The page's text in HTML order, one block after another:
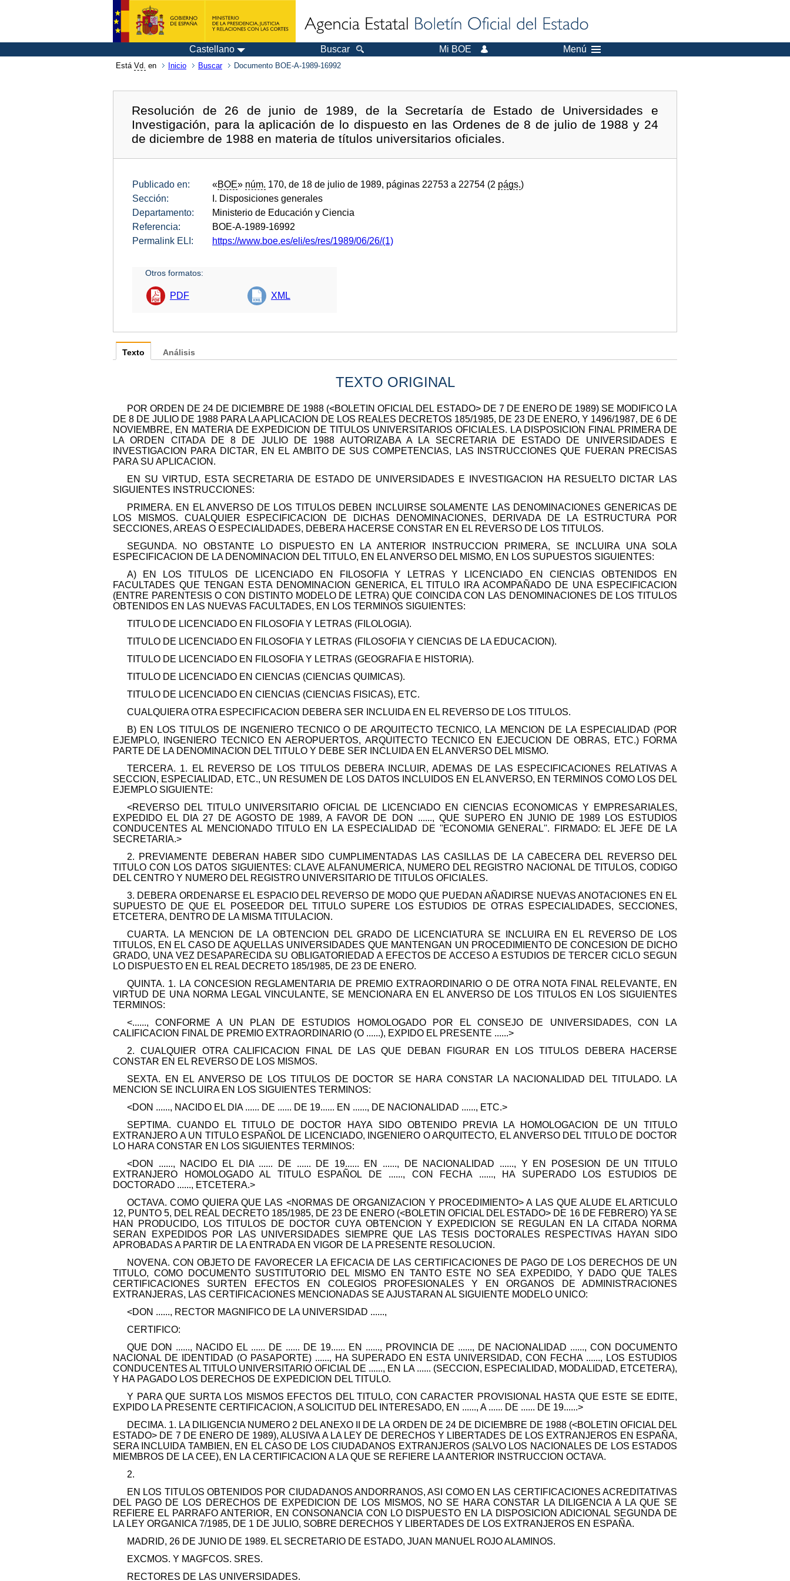
Castellano Buscar Mi BOE Menú
Está Vd. en Inicio Buscar Documento BOE-A-1989-16992
Resolución de 26 de junio de 1989, de la Secretaría de Estado de Universidades e
Investigación, para la aplicación de lo dispuesto en las Ordenes de 8 de julio de 1988 y 24
de diciembre de 1988 en materia de títulos universitarios oficiales.
Publicado en: «BOE» núm. 170, de 18 de julio de 1989, páginas 22753 a 22754 (2 págs.)
Sección:
I. Disposiciones generales
Departamento:
Ministerio de Educación y Ciencia
Referencia:
BOE-A-1989-16992
Permalink ELI:
https://www.boe.es/eli/es/res/1989/06/26/(1)
Otros formatos:
PDF XML
Texto
TEXTO ORIGINAL
POR ORDEN DE 24 DE DICIEMBRE DE 1988 (<BOLETIN OFICIAL DEL ESTADO> DE 7 DE ENERO DE 1989) SE MODIFICO LA
DE 8 DE JULIO DE 1988 PARA LA APLICACION DE LOS REALES DECRETOS 185/1985, DE 23 DE ENERO, Y 1496/1987, DE 6 DE
NOVIEMBRE, EN MATERIA DE EXPEDICION DE TITULOS UNIVERSITARIOS OFICIALES. LA DISPOSICION FINAL PRIMERA DE
LA ORDEN CITADA DE 8 DE JULIO DE 1988 AUTORIZABA A LA SECRETARIA DE ESTADO DE UNIVERSIDADES E
INVESTIGACION PARA DICTAR, EN EL AMBITO DE SUS COMPETENCIAS, LAS INSTRUCCIONES QUE FUERAN PRECISAS
PARA SU APLICACION.
EN SU VIRTUD, ESTA SECRETARIA DE ESTADO DE UNIVERSIDADES E INVESTIGACION HA RESUELTO DICTAR LAS
SIGUIENTES INSTRUCCIONES:
PRIMERA. EN EL ANVERSO DE LOS TITULOS DEBEN INCLUIRSE SOLAMENTE LAS DENOMINACIONES GENERICAS DE
LOS MISMOS. CUALQUIER ESPECIFICACION DE DICHAS DENOMINACIONES, DERIVADA DE LA ESTRUCTURA POR
SECCIONES, AREAS O ESPECIALIDADES, DEBERA HACERSE CONSTAR EN EL REVERSO DE LOS TITULOS.
SEGUNDA. NO OBSTANTE LO DISPUESTO EN LA ANTERIOR INSTRUCCION PRIMERA, SE INCLUIRA UNA SOLA
ESPECIFICACION DE LA DENOMINACION DEL TITULO, EN EL ANVERSO DEL MISMO, EN LOS SUPUESTOS SIGUIENTES:
A) EN LOS TITULOS DE LICENCIADO EN FILOSOFIA Y LETRAS Y LICENCIADO EN CIENCIAS OBTENIDOS EN
FACULTADES QUE TENGAN ESTA DENOMINACION GENERICA, EL TITULO IRA ACOMPAÑADO DE UNA ESPECIFICACION
(ENTRE PARENTESIS O CON DISTINTO MODELO DE LETRA) QUE COINCIDA CON LAS DENOMINACIONES DE LOS TITULOS
OBTENIDOS EN LAS NUEVAS FACULTADES, EN LOS TERMINOS SIGUIENTES:
TITULO DE LICENCIADO EN FILOSOFIA Y LETRAS (FILOLOGIA).
TITULO DE LICENCIADO EN FILOSOFIA Y LETRAS (FILOSOFIA Y CIENCIAS DE LA EDUCACION).
TITULO DE LICENCIADO EN FILOSOFIA Y LETRAS (GEOGRAFIA E HISTORIA).
TITULO DE LICENCIADO EN CIENCIAS (CIENCIAS QUIMICAS).
TITULO DE LICENCIADO EN CIENCIAS (CIENCIAS FISICAS), ETC.
CUALQUIERA OTRA ESPECIFICACION DEBERA SER INCLUIDA EN EL REVERSO DE LOS TITULOS.
B) EN LOS TITULOS DE INGENIERO TECNICO O DE ARQUITECTO TECNICO, LA MENCION DE LA ESPECIALIDAD (POR
EJEMPLO, INGENIERO TECNICO EN AEROPUERTOS, ARQUITECTO TECNICO EN EJECUCION DE OBRAS, ETC.) FORMA
PARTE DE LA DENOMINACION DEL TITULO Y DEBE SER INCLUIDA EN EL ANVERSO DEL MISMO.
TERCERA. 1. EL REVERSO DE LOS TITULOS DEBERA INCLUIR, ADEMAS DE LAS ESPECIFICACIONES RELATIVAS A
SECCION, ESPECIALIDAD, ETC., UN RESUMEN DE LOS DATOS INCLUIDOS EN EL ANVERSO, EN TERMINOS COMO LOS DEL
EJEMPLO SIGUIENTE:
<REVERSO DEL TITULO UNIVERSITARIO OFICIAL DE LICENCIADO EN CIENCIAS ECONOMICAS Y EMPRESARIALES,
EXPEDIDO EL DIA 27 DE AGOSTO DE 1989, A FAVOR DE DON ......, QUE SUPERO EN JUNIO DE 1989 LOS ESTUDIOS
CONDUCENTES AL MENCIONADO TITULO EN LA ESPECIALIDAD DE ''ECONOMIA GENERAL''. FIRMADO: EL JEFE DE LA
SECRETARIA.>
2. PREVIAMENTE DEBERAN HABER SIDO CUMPLIMENTADAS LAS CASILLAS DE LA CABECERA DEL REVERSO DEL
TITULO CON LOS DATOS SIGUIENTES: CLAVE ALFANUMERICA, NUMERO DEL REGISTRO NACIONAL DE TITULOS, CODIGO
DEL CENTRO Y NUMERO DEL REGISTRO UNIVERSITARIO DE TITULOS OFICIALES.
3. DEBERA ORDENARSE EL ESPACIO DEL REVERSO DE MODO QUE PUEDAN AÑADIRSE NUEVAS ANOTACIONES EN EL
SUPUESTO DE QUE EL POSEEDOR DEL TITULO SUPERE LOS ESTUDIOS DE OTRAS ESPECIALIDADES, SECCIONES,
ETCETERA, DENTRO DE LA MISMA TITULACION.
CUARTA. LA MENCION DE LA OBTENCION DEL GRADO DE LICENCIATURA SE INCLUIRA EN EL REVERSO DE LOS
TITULOS, EN EL CASO DE AQUELLAS UNIVERSIDADES QUE MANTENGAN UN PROCEDIMIENTO DE CONCESION DE DICHO
GRADO, UNA VEZ DESAPARECIDA SU OBLIGATORIEDAD A EFECTOS DE ACCESO A ESTUDIOS DE TERCER CICLO SEGUN
LO DISPUESTO EN EL REAL DECRETO 185/1985, DE 23 DE ENERO.
QUINTA. 1. LA CONCESION REGLAMENTARIA DE PREMIO EXTRAORDINARIO O DE OTRA NOTA FINAL RELEVANTE, EN
VIRTUD DE UNA NORMA LEGAL VINCULANTE, SE MENCIONARA EN EL ANVERSO DE LOS TITULOS EN LOS SIGUIENTES
TERMINOS:
<......, CONFORME A UN PLAN DE ESTUDIOS HOMOLOGADO POR EL CONSEJO DE UNIVERSIDADES, CON LA
CALIFICACION FINAL DE PREMIO EXTRAORDINARIO (O ......), EXPIDO EL PRESENTE ......>
2. CUALQUIER OTRA CALIFICACION FINAL DE LAS QUE DEBAN FIGURAR EN LOS TITULOS DEBERA HACERSE
CONSTAR EN EL REVERSO DE LOS MISMOS.
SEXTA. EN EL ANVERSO DE LOS TITULOS DE DOCTOR SE HARA CONSTAR LA NACIONALIDAD DEL TITULADO. LA
MENCION SE INCLUIRA EN LOS SIGUIENTES TERMINOS:
<DON ......, NACIDO EL DIA ...... DE ...... DE 19...... EN ......, DE NACIONALIDAD ......, ETC.>
SEPTIMA. CUANDO EL TITULO DE DOCTOR HAYA SIDO OBTENIDO PREVIA LA HOMOLOGACION DE UN TITULO
EXTRANJERO A UN TITULO ESPAÑOL DE LICENCIADO, INGENIERO O ARQUITECTO, EL ANVERSO DEL TITULO DE DOCTOR
LO HARA CONSTAR EN LOS SIGUIENTES TERMINOS:
<DON ......, NACIDO EL DIA ...... DE ...... DE 19...... EN ......, DE NACIONALIDAD ......, Y EN POSESION DE UN TITULO
EXTRANJERO HOMOLOGADO AL TITULO ESPAÑOL DE ......, CON FECHA ......, HA SUPERADO LOS ESTUDIOS DE
DOCTORADO ......, ETCETERA.>
OCTAVA. COMO QUIERA QUE LAS <NORMAS DE ORGANIZACION Y PROCEDIMIENTO> A LAS QUE ALUDE EL ARTICULO
12, PUNTO 5, DEL REAL DECRETO 185/1985, DE 23 DE ENERO (<BOLETIN OFICIAL DEL ESTADO> DE 16 DE FEBRERO) YA SE
HAN PRODUCIDO, LOS TITULOS DE DOCTOR CUYA OBTENCION Y EXPEDICION SE REGULAN EN LA CITADA NORMA
SERAN EXPEDIDOS POR LAS UNIVERSIDADES SIEMPRE QUE LAS TESIS DOCTORALES RESPECTIVAS HAYAN SIDO
APROBADAS A PARTIR DE LA ENTRADA EN VIGOR DE LA PRESENTE RESOLUCION.
NOVENA. CON OBJETO DE FAVORECER LA EFICACIA DE LAS CERTIFICACIONES DE PAGO DE LOS DERECHOS DE UN
TITULO, COMO DOCUMENTO SUSTITUTORIO DEL MISMO EN TANTO ESTE NO SEA EXPEDIDO, Y DADO QUE TALES
CERTIFICACIONES SURTEN EFECTOS EN COLEGIOS PROFESIONALES Y EN ORGANOS DE ADMINISTRACIONES
EXTRANJERAS, LAS CERTIFICACIONES MENCIONADAS SE AJUSTARAN AL SIGUIENTE MODELO UNICO:
<DON ......, RECTOR MAGNIFICO DE LA UNIVERSIDAD ......,
CERTIFICO:
QUE DON ......, NACIDO EL ...... DE ...... DE 19...... EN ......, PROVINCIA DE ......, DE NACIONALIDAD ......, CON DOCUMENTO
NACIONAL DE IDENTIDAD (O PASAPORTE) ......, HA SUPERADO EN ESTA UNIVERSIDAD, CON FECHA ......, LOS ESTUDIOS
CONDUCENTES AL TITULO UNIVERSITARIO OFICIAL DE ......, EN LA ...... (SECCION, ESPECIALIDAD, MODALIDAD, ETCETERA),
Y HA PAGADO LOS DERECHOS DE EXPEDICION DEL TITULO.
Y PARA QUE SURTA LOS MISMOS EFECTOS DEL TITULO, CON CARACTER PROVISIONAL HASTA QUE ESTE SE EDITE,
EXPIDO LA PRESENTE CERTIFICACION, A SOLICITUD DEL INTERESADO, EN ......, A ...... DE ...... DE 19......>
DECIMA. 1. LA DILIGENCIA NUMERO 2 DEL ANEXO II DE LA ORDEN DE 24 DE DICIEMBRE DE 1988 (<BOLETIN OFICIAL DEL
ESTADO> DE 7 DE ENERO DE 1989), ALUSIVA A LA LEY DE DERECHOS Y LIBERTADES DE LOS EXTRANJEROS EN ESPAÑA,
SERA INCLUIDA TAMBIEN, EN EL CASO DE LOS CIUDADANOS EXTRANJEROS (SALVO LOS NACIONALES DE LOS ESTADOS
MIEMBROS DE LA CEE), EN LA CERTIFICACION A LA QUE SE REFIERE LA ANTERIOR INSTRUCCION OCTAVA.
2.
EN LOS TITULOS OBTENIDOS POR CIUDADANOS ANDORRANOS, ASI COMO EN LAS CERTIFICACIONES ACREDITATIVAS
DEL PAGO DE LOS DERECHOS DE EXPEDICION DE LOS MISMOS, NO SE HARA CONSTAR LA DILIGENCIA A LA QUE SE
REFIERE EL PARRAFO ANTERIOR, EN CONSONANCIA CON LO DISPUESTO EN LA DISPOSICION ADICIONAL SEGUNDA DE
LA LEY ORGANICA 7/1985, DE 1 DE JULIO, SOBRE DERECHOS Y LIBERTADES DE LOS EXTRANJEROS EN ESPAÑA.
MADRID, 26 DE JUNIO DE 1989. EL SECRETARIO DE ESTADO, JUAN MANUEL ROJO ALAMINOS.
EXCMOS. Y MAGFCOS. SRES.
RECTORES DE LAS UNIVERSIDADES.
Análisis